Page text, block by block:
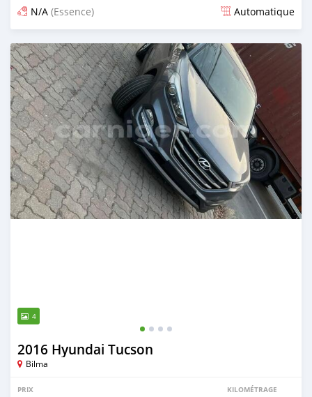
N/A (Essence) Automatique
Publié il y a 5 mois
4
2016 Hyundai Tucson
Bilma
PRIX KILOMÉTRAGE